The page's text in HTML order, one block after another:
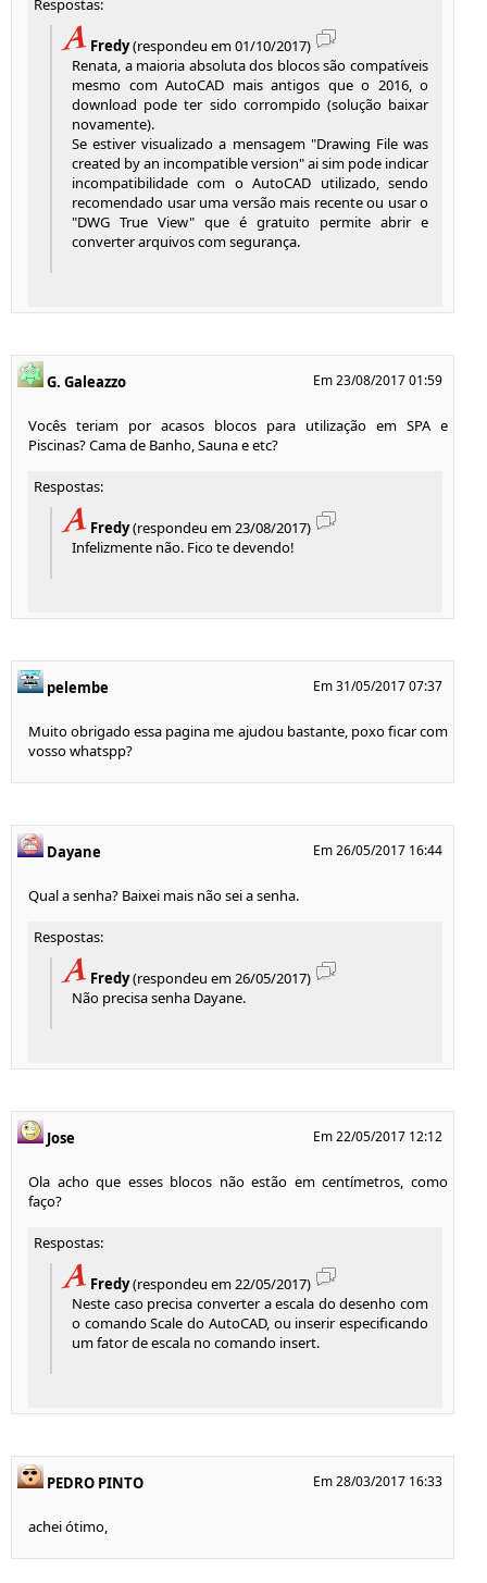
Respostas:
Fredy(respondeu em 01/10/2017)
Renata, a maioria absoluta dos blocos são compatíveis
mesmo com AutoCAD mais antigos que o 2016, o
download pode ter sido corrompido (solução baixar
novamente).
Se estiver visualizado a mensagem "Drawing File was
created by an incompatible version" ai sim pode indicar
incompatibilidade com o AutoCAD utilizado, sendo
recomendado usar uma versão mais recente ou usar o
"DWG True View" que é gratuito permite abrir e
converter arquivos com segurança.
G. Galeazzo Em 23/08/2017 01:59
Vocês teriam por acasos blocos para utilização em SPA e
Piscinas? Cama de Banho, Sauna e etc?
Respostas:
Fredy(respondeu em 23/08/2017)
Infelizmente não. Fico te devendo!
pelembe Em 31/05/2017 07:37
Muito obrigado essa pagina me ajudou bastante, poxo ficar com
vosso whatspp?
Dayane Em 26/05/2017 16:44
Qual a senha? Baixei mais não sei a senha.
Respostas:
Fredy(respondeu em 26/05/2017)
Não precisa senha Dayane.
Jose Em 22/05/2017 12:12
Ola acho que esses blocos não estão em centímetros, como
faço?
Respostas:
Fredy(respondeu em 22/05/2017)
Neste caso precisa converter a escala do desenho com
o comando Scale do AutoCAD, ou inserir especificando
um fator de escala no comando insert.
PEDRO PINTO Em 28/03/2017 16:33
achei ótimo,